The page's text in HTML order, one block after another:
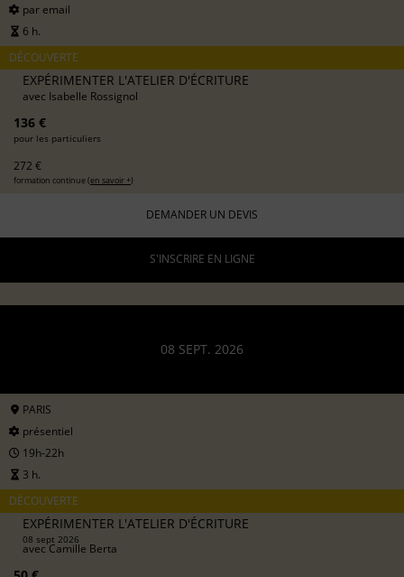
par email
6 h.
DÉCOUVERTE
EXPÉRIMENTER L'ATELIER D'ÉCRITURE
avec Isabelle Rossignol
136 €
pour les particuliers
272 €
formation continue (en savoir +)
DEMANDER UN DEVIS
S'INSCRIRE EN LIGNE
08 SEPT. 2026
PARIS
présentiel
19h-22h
3 h.
DÉCOUVERTE
EXPÉRIMENTER L'ATELIER D'ÉCRITURE
08 sept 2026
avecCamille Berta